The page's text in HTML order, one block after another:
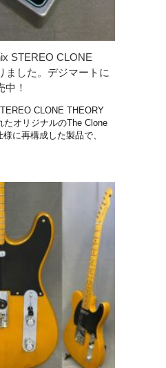
STEREO CLONE
ました。デジマートに
中！
CLONE THEORY
たオリジナルのThe Clone
に再構成した製品で、